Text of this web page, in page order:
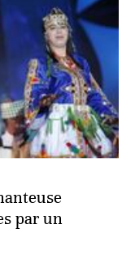
par un